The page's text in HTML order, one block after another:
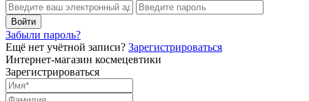
Забыли пароль?
Ещё нет учётной записи? Зарегистрироваться
Интернет-магазин космецевтики
Зарегистрироваться